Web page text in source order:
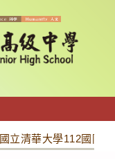
國立清華大學112國防